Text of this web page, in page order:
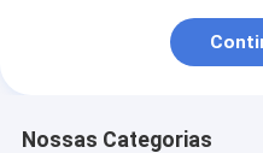
Arcos infláveis
Nossas Categorias